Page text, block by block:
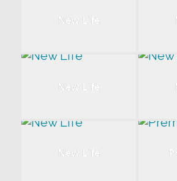
New Life
New Life
New Life